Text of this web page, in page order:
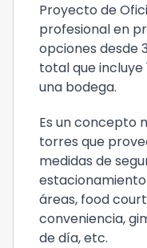
Proyecto de
profesional en
opciones desde
total que incluye
una bodega.
Es un concepto
torres que
medidas de
áreas, food
conveniencia,
de día, etc.